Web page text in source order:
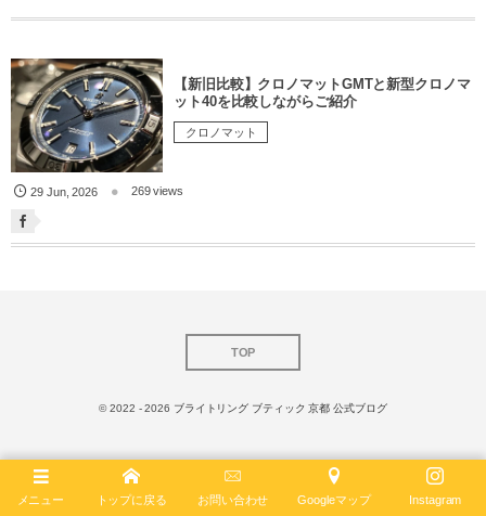
【新旧比較】クロノマットGMTと新型クロノマ
ット40を比較しながらご紹介
クロノマット
29 Jun,2026 269 views
TOP
© 2022 - 2026 ブライトリング ブティック 京都 公式ブログ
メニュー トップに戻る お問い合わせ Googleマップ Instagram